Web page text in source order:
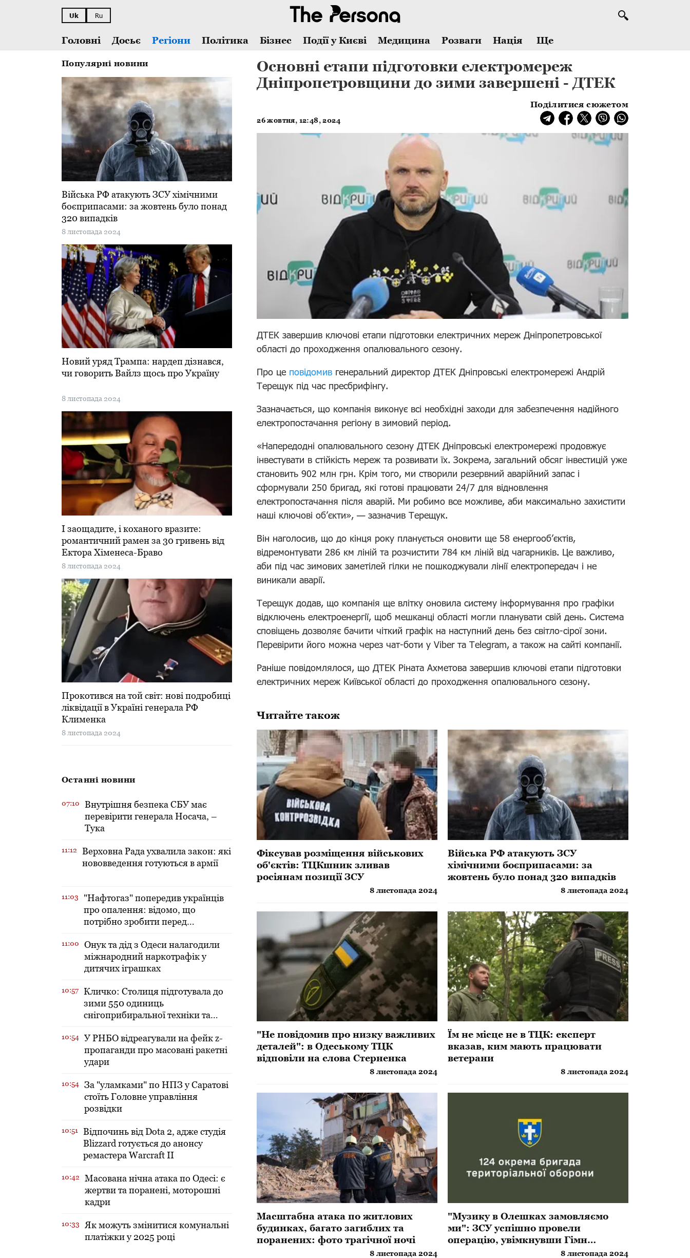
Головні Досьє Регіони Політика Бізнес Події у Києві Медицина Розваги Нація Ще
Uk Ru
Популярні новини
​Війська РФ атакують ЗСУ хімічними
боєприпасами: за жовтень було понад
320 випадків
8 листопада 2024
Новий уряд Трампа: нардеп дізнався,
чи говорить Вайлз щось про Україну
8 листопада 2024
І заощадите, і коханого вразите:
романтичний рамен за 30 гривень від
Ектора Хіменеса-Браво
8 листопада 2024
Прокотився на той світ: нові подробиці
ліквідації в Україні генерала РФ
Клименка
8 листопада 2024
Останні новини
07:10
Внутрішня безпека СБУ має
перевірити генерала Носача, –
Тука
11:12
Верховна Рада ухвалила закон: які
нововведення готуються в армії
11:03
"Нафтогаз" попередив українців
про опалення: відомо, що
потрібно зробити перед
11:00
​Онук та дід з Одеси налагодили
міжнародний наркотрафік у
дитячих іграшках
10:57
Кличко: Столиця підготувала до
зими 550 одиниць
снігоприбиральної техніки та
10:54
У РНБО відреагували на фейк z-
пропаганди про масовані ракетні
удари
10:54
За "уламками" по НПЗ у Саратові
стоїть Головне управління
розвідки
10:51
Відпочинь від Dota 2, адже студія
Blizzard готується до анонсу
ремастера Warcraft II
10:42
Масована нічна атака по Одесі: є
жертви та поранені, моторошні
кадри
10:33
Як можуть змінитися комунальні
платіжки у 2025 році
Основні етапи підготовки електромереж
Дніпропетровщини до зими завершені - ДТЕК
Поділитися сюжетом
26 жовтня, 12:48, 2024
ДТЕК завершив ключові етапи підготовки електричних мереж Дніпропетровської
області до проходження опалювального сезону.
Про це повідомив генеральний директор ДТЕК Дніпровські електромережі Андрій
Терещук під час пресбрифінгу.
Зазначається, що компанія виконує всі необхідні заходи для забезпечення надійного
електропостачання регіону в зимовий період.
«Напередодні опалювального сезону ДТЕК Дніпровські електромережі продовжує
інвестувати в стійкість мереж та розвивати їх. Зокрема, загальний обсяг інвестицій уже
становить 902 млн грн. Крім того, ми створили резервний аварійний запас і
сформували 250 бригад, які готові працювати 24/7 для відновлення
електропостачання після аварій. Ми робимо все можливе, аби максимально захистити
наші ключові об’єкти», — зазначив Терещук.
Він наголосив, що до кінця року планується оновити ще 58 енергооб’єктів,
відремонтувати 286 км ліній та розчистити 784 км ліній від чагарників. Це важливо,
аби під час зимових заметілей гілки не пошкоджували лінії електропередач і не
виникали аварії.
Терещук додав, що компанія ще влітку оновила систему інформування про графіки
відключень електроенергії, щоб мешканці області могли планувати свій день. Система
сповіщень дозволяє бачити чіткий графік на наступний день без світло-сірої зони.
Перевірити його можна через чат-боти у Viber та Telegram, а також на сайті компанії.
Раніше повідомлялося, що ДТЕК Ріната Ахметова завершив ключові етапи підготовки
електричних мереж Київської області до проходження опалювального сезону.
Читайте також
Фіксував розміщення військових
об'єктів: ТЦКшник зливав
росіянам позиції ЗСУ
8 листопада 2024
​Війська РФ атакують ЗСУ
хімічними боєприпасами: за
жовтень було понад 320 випадків
8 листопада 2024
"Не повідомив про низку важливих
деталей": в Одеському ТЦК
відповіли на слова Стерненка
8 листопада 2024
Їм не місце не в ТЦК: експерт
вказав, ким мають працювати
ветерани
8 листопада 2024
Масштабна атака по житлових
будинках, багато загиблих та
поранених: фото трагічної ночі
8 листопада 2024
​"Музику в Олешках замовляємо
ми": ЗСУ успішно провели
операцію, увімкнувши Гімн
України в тимчасово окупованому
8 листопада 2024